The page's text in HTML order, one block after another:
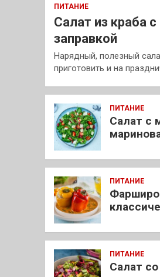
ПИТАНИЕ
Салат из краба
заправкой
Нарядный, полезный
приготовить и на
ПИТАНИЕ
Салат с
ПИТАНИЕ
ПИТАНИЕ
Салат